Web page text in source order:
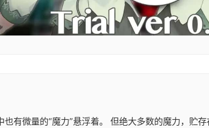
有微量的“魔力”悬浮着。 但绝大多数的魔力，贮存